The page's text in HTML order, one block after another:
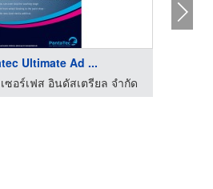
Ultimate Ad ...
ซอร์เฟส อินดัสเตรียล จำกัด